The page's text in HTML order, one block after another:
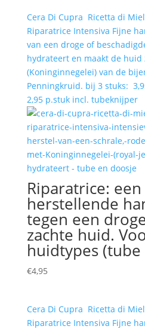
Cera Di Cupra Ricetta di
Riparatrice Intensiva Fijne
van een droge of
hydrateert en maakt de huid
(Koninginnegelei) van de
Penningkruid. bij 3 stuks:
2,95 p.stuk incl. tubeknijper
Riparatrice:
herstellende
tegen een
zachte huid.
huidtypes (tube
€4,95
Cera Di Cupra Ricetta di
Riparatrice Intensiva Fijne